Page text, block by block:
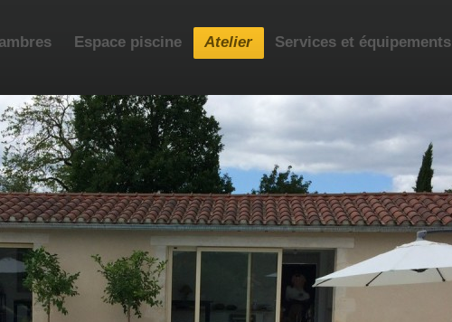
Espace piscine Atelier Services et équipements